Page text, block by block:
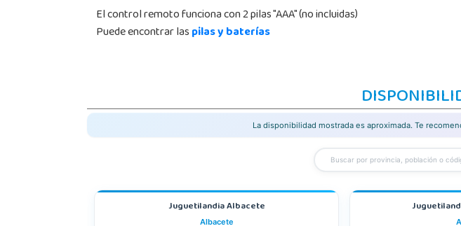
El control remoto funciona con 2 pilas "AAA" (no incluidas)
Puede encontrar laspilas y baterías
La disponibilidad mostrada es aproximada. Te
Juguetilandia Albacete
Albacete